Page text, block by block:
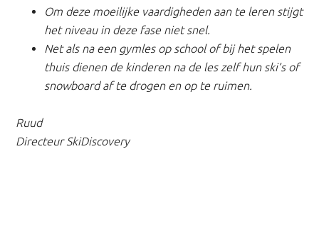
Om deze moeilijke vaardigheden aan te leren stijgt
het niveau in deze fase niet snel.
Net als na een gymles op school of bij het spelen
thuis dienen de kinderen na de les zelf hun ski’s of
snowboard af te drogen en op te ruimen.
Ruud
Directeur SkiDiscovery